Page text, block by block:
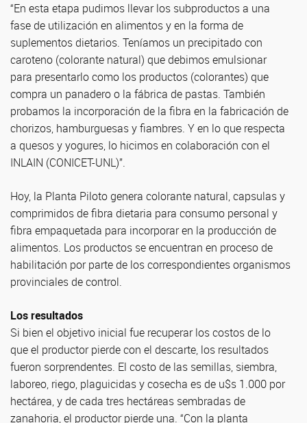
“En esta etapa pudimos llevar los subproductos a una
fase de utilización en alimentos y en la forma de
suplementos dietarios. Teníamos un precipitado con
caroteno (colorante natural) que debimos emulsionar
para presentarlo como los productos (colorantes) que
compra un panadero o la fábrica de pastas. También
probamos la incorporación de la fibra en la fabricación de
chorizos, hamburguesas y fiambres. Y en lo que respecta
a quesos y yogures, lo hicimos en colaboración con el
INLAIN (CONICET-UNL)”.
Hoy, la Planta Piloto genera colorante natural, capsulas y
comprimidos de fibra dietaria para consumo personal y
fibra empaquetada para incorporar en la producción de
alimentos. Los productos se encuentran en proceso de
habilitación por parte de los correspondientes organismos
provinciales de control.
Los resultados
Si bien el objetivo inicial fue recuperar los costos de lo
que el productor pierde con el descarte, los resultados
fueron sorprendentes. El costo de las semillas, siembra,
laboreo, riego, plaguicidas y cosecha es de u$s 1.000 por
hectárea, y de cada tres hectáreas sembradas de
zanahoria, el productor pierde una. “Con la planta